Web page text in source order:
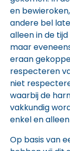
en
andere bel
alleen in de
maar
eraan
respecteren
niet
waarbij de
vakkundig
enkel en
Op basis van